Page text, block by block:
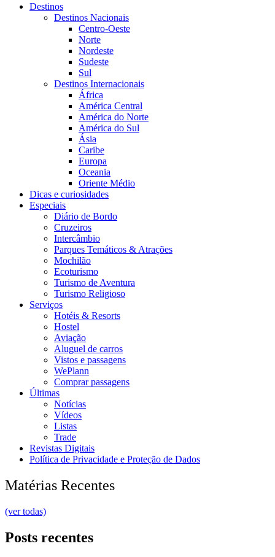
Destinos
Destinos Nacionais
Centro-Oeste
Norte
Nordeste
Sudeste
Sul
Destinos Internacionais
África
América Central
América do Norte
América do Sul
Ásia
Caribe
Europa
Oceania
Oriente Médio
Dicas e curiosidades
Especiais
Diário de Bordo
Cruzeiros
Intercâmbio
Parques Temáticos & Atrações
Mochilão
Ecoturismo
Turismo de Aventura
Turismo Religioso
Serviços
Hotéis & Resorts
Hostel
Aviação
Aluguel de carros
Vistos e passagens
WePlann
Comprar passagens
Últimas
Notícias
Vídeos
Listas
Trade
Revistas Digitais
Política de Privacidade e Proteção de Dados
Matérias Recentes
(ver todas)
Posts recentes